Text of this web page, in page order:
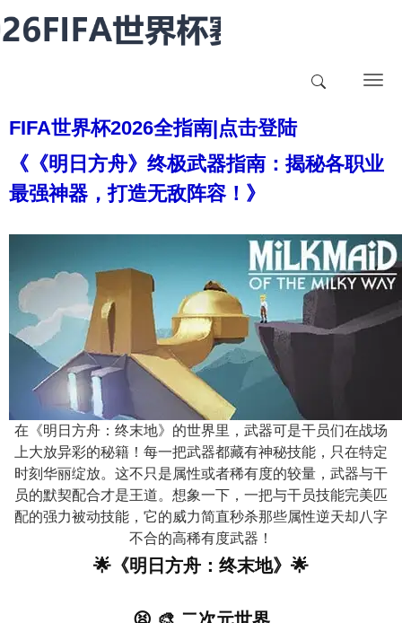
T
l
a
v
i
FIFA世界杯2026全指南|点击登陆
《《明日方舟》终极武器指南：揭秘各职业
最强神器，打造无敌阵容！》
在《明日方舟：终末地》的世界里，武器可是干员们在战场
上大放异彩的秘籍！每一把武器都藏有神秘技能，只在特定
时刻华丽绽放。这不只是属性或者稀有度的较量，武器与干
员的默契配合才是王道。想象一下，一把与干员技能完美匹
配的强力被动技能，它的威力简直秒杀那些属性逆天却八字
不合的高稀有度武器！
🌟《明日方舟：终末地》🌟